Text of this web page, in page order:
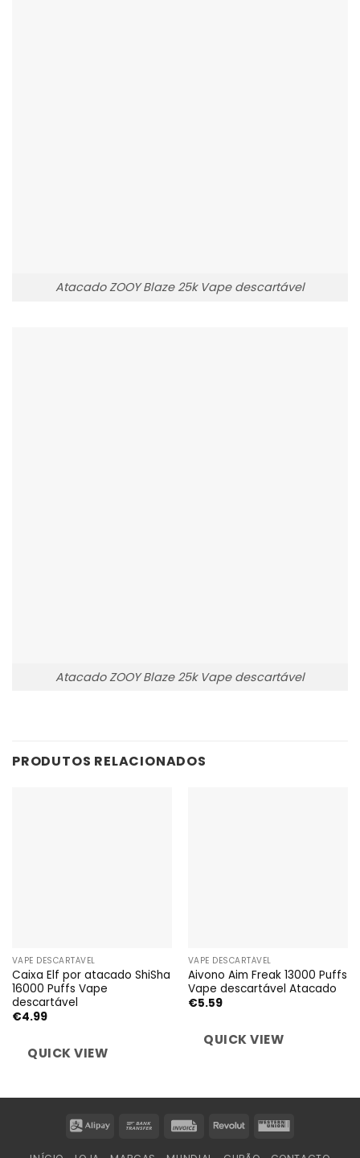
Atacado ZOOY Blaze 25k Vape descartável
Atacado ZOOY Blaze 25k Vape descartável
PRODUTOS RELACIONADOS
VAPE DESCARTÁVEL
Caixa Elf por atacado ShiSha
16000 Puffs Vape
descartável
€4.99
QUICK VIEW
VAPE DESCARTÁVEL
Aivono Aim Freak 13000 Puffs
Vape descartável Atacado
€5.59
QUICK VIEW
Alipay
Bank
Invoice RevolutWestern